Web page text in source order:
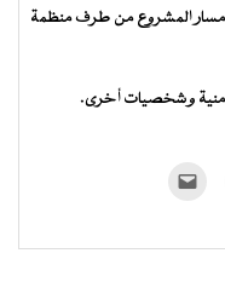
المشروع من طرف منظمة
وشخصيات أخرى.
للطباعة
الإلكتروني